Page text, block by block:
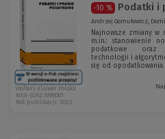
-10 % Podatki i
Andrzej Gomułowicz,
Najnowsze zmiany w
m.in.: stanowienie
podatkowe oraz
technologii i
się od opodatkowania.
Wolters Kluwer Polska
NEX-0262 W09D01
Rok publikacji: 2022